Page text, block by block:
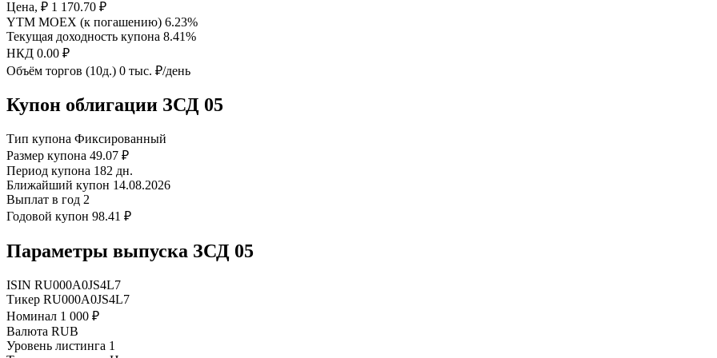
Цена, ₽ 1 170.70 ₽
YTM MOEX (к погашению) 6.23%
Текущая доходность купона 8.41%
НКД 0.00 ₽
Объём торгов (10д.) 0 тыс. ₽/день
Купон облигации ЗСД 05
Тип купона Фиксированный
Размер купона 49.07 ₽
Период купона 182 дн.
Ближайший купон 14.08.2026
Выплат в год 2
Годовой купон 98.41 ₽
Параметры выпуска ЗСД 05
ISIN RU000A0JS4L7
Тикер RU000A0JS4L7
Номинал 1 000 ₽
Валюта RUB
Уровень листинга 1